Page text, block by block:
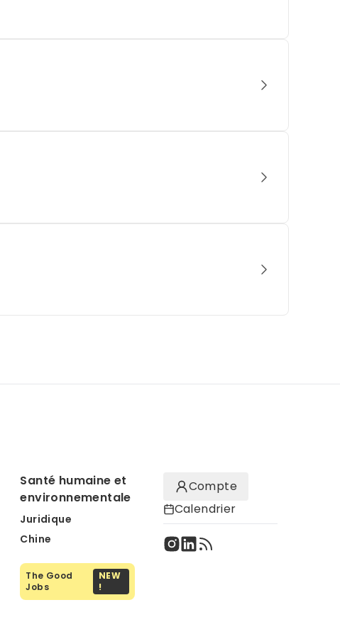
Santé humaine et
environnementale
Juridique
Chine
The Good
Jobs
NEW
!
Compte
Calendrier